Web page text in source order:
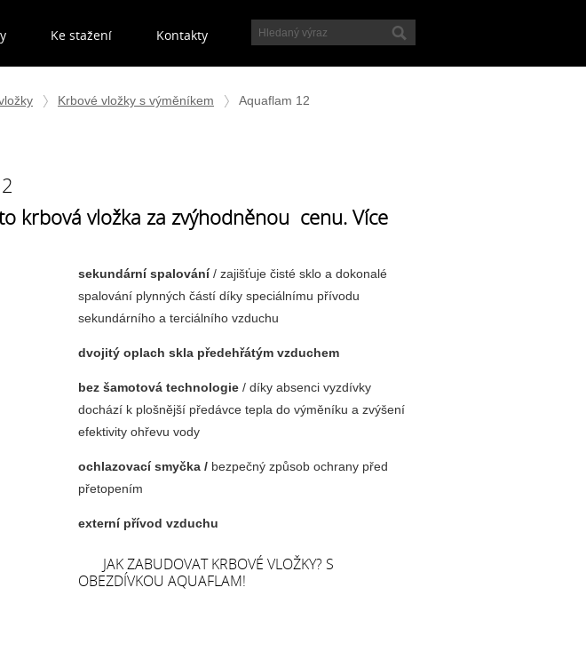
Ke stažení Kontakty
Krbové vložky s výměníkem Aquaflam 12
krbová vložka za zvýhodněnou cenu. Více
sekundární spalování/ zajišťuje čisté sklo a dokonalé
spalování plynných částí díky speciálnímu přívodu
sekundárního a terciálního vzduchu
dvojitý oplach skla předehřátým vzduchem
bez šamotová technologie / díky absenci vyzdívky
dochází k plošnější předávce tepla do výměníku a zvýšení
efektivity ohřevu vody
ochlazovací smyčka / bezpečný způsob ochrany před
přetopením
externí přívod vzduchu
JAK ZABUDOVAT KRBOVÉ VLOŽKY? S
OBEZDÍVKOU AQUAFLAM!